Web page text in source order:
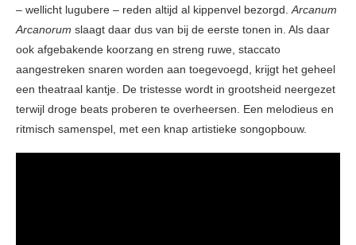
– wellicht lugubere – reden altijd al kippenvel bezorgd. Arcanum
Arcanorum slaagt daar dus van bij de eerste tonen in. Als daar
ook afgebakende koorzang en streng ruwe, staccato
aangestreken snaren worden aan toegevoegd, krijgt het geheel
een theatraal kantje. De tristesse wordt in grootsheid neergezet
terwijl droge beats proberen te overheersen. Een melodieus en
ritmisch samenspel, met een knap artistieke songopbouw.